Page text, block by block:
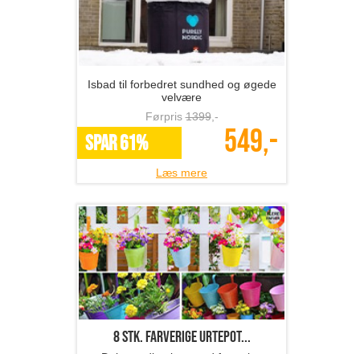
Isbad til forbedret sundhed og øgede
velvære
Førpris1399,-
SPAR 61% 549,-
Læs mere
8 stk. farverige urtepot...